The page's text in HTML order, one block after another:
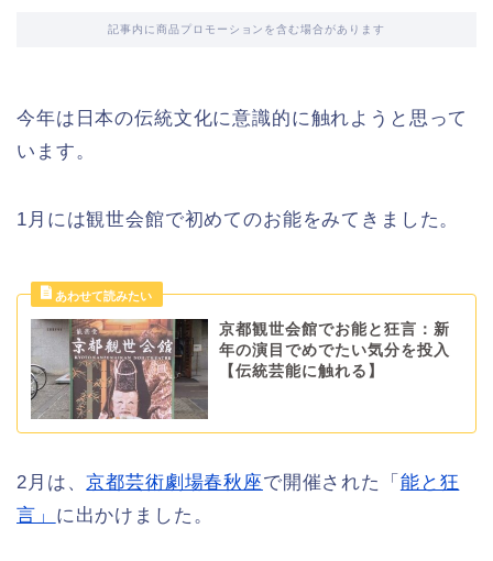
記事内に商品プロモーションを含む場合があります
今年は日本の伝統文化に意識的に触れようと思って
います。
1月には観世会館で初めてのお能をみてきました。
京都観世会館でお能と狂言：新
年の演目でめでたい気分を投入
【伝統芸能に触れる】
2月は、京都芸術劇場春秋座で開催された「 能と狂
言」 に出かけました。